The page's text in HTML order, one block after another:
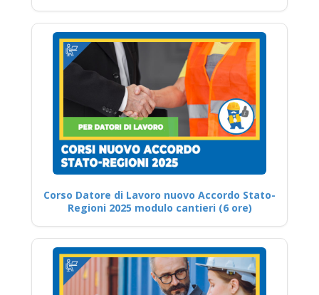
Corso Datore di Lavoro nuovo Accordo Stato-
Regioni 2025 modulo cantieri (6 ore)